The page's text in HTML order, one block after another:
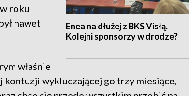
Enea na dłużej z BKS Visłą.
Kolejni sponsorzy w drodze?
roku
nawet
właśnie
kontuzji wykluczającej go trzy miesiące,